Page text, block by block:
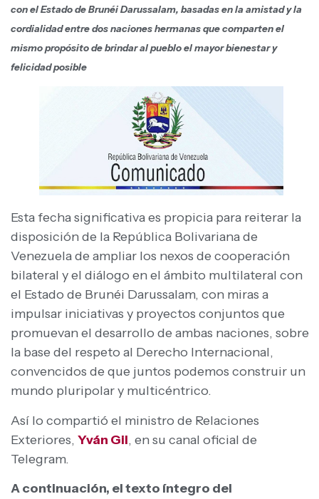
con el Estado de Brunéi Darussalam, basadas en la amistad y la
cordialidad entre dos naciones hermanas que comparten el
mismo propósito de brindar al pueblo el mayor bienestar y
felicidad posible
Esta fecha significativa es propicia para reiterar la
disposición de la República Bolivariana de
Venezuela de ampliar los nexos de cooperación
bilateral y el diálogo en el ámbito multilateral con
el Estado de Brunéi Darussalam, con miras a
impulsar iniciativas y proyectos conjuntos que
promuevan el desarrollo de ambas naciones, sobre
la base del respeto al Derecho Internacional,
convencidos de que juntos podemos construir un
mundo pluripolar y multicéntrico.
Así lo compartió el ministro de Relaciones
Exteriores, Yván Gil, en su canal oficial de
Telegram.
A continuación, el texto íntegro del